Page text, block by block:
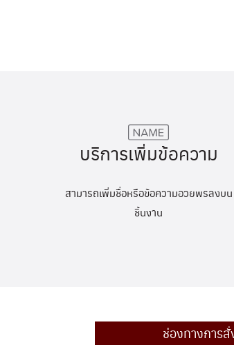
บริการเพิ่มข้อความ
สามารถเพิ่มชื่อหรือข้อความอวยพรลงบน
ชิ้นงาน
ช่องทางการ